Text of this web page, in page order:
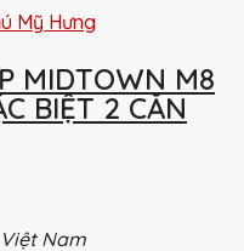
Mỹ Hưng
MIDTOWN M8
BIỆT 2 CĂN
Nam